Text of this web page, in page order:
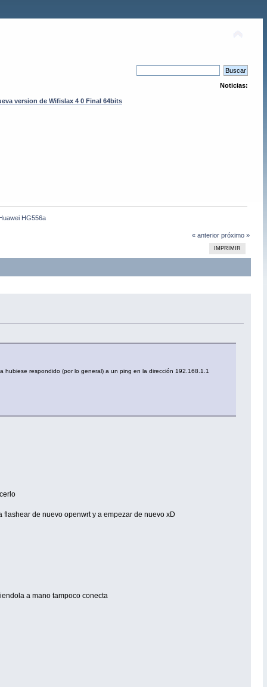
Noticias:
version de Wifislax 4 0 Final 64bits
HG556a
« anterior próximo »
IMPRIMIR
respondido (por lo general) a un ping en la dirección 192.168.1.1
de nuevo openwrt y a empezar de nuevo xD
a mano tampoco conecta